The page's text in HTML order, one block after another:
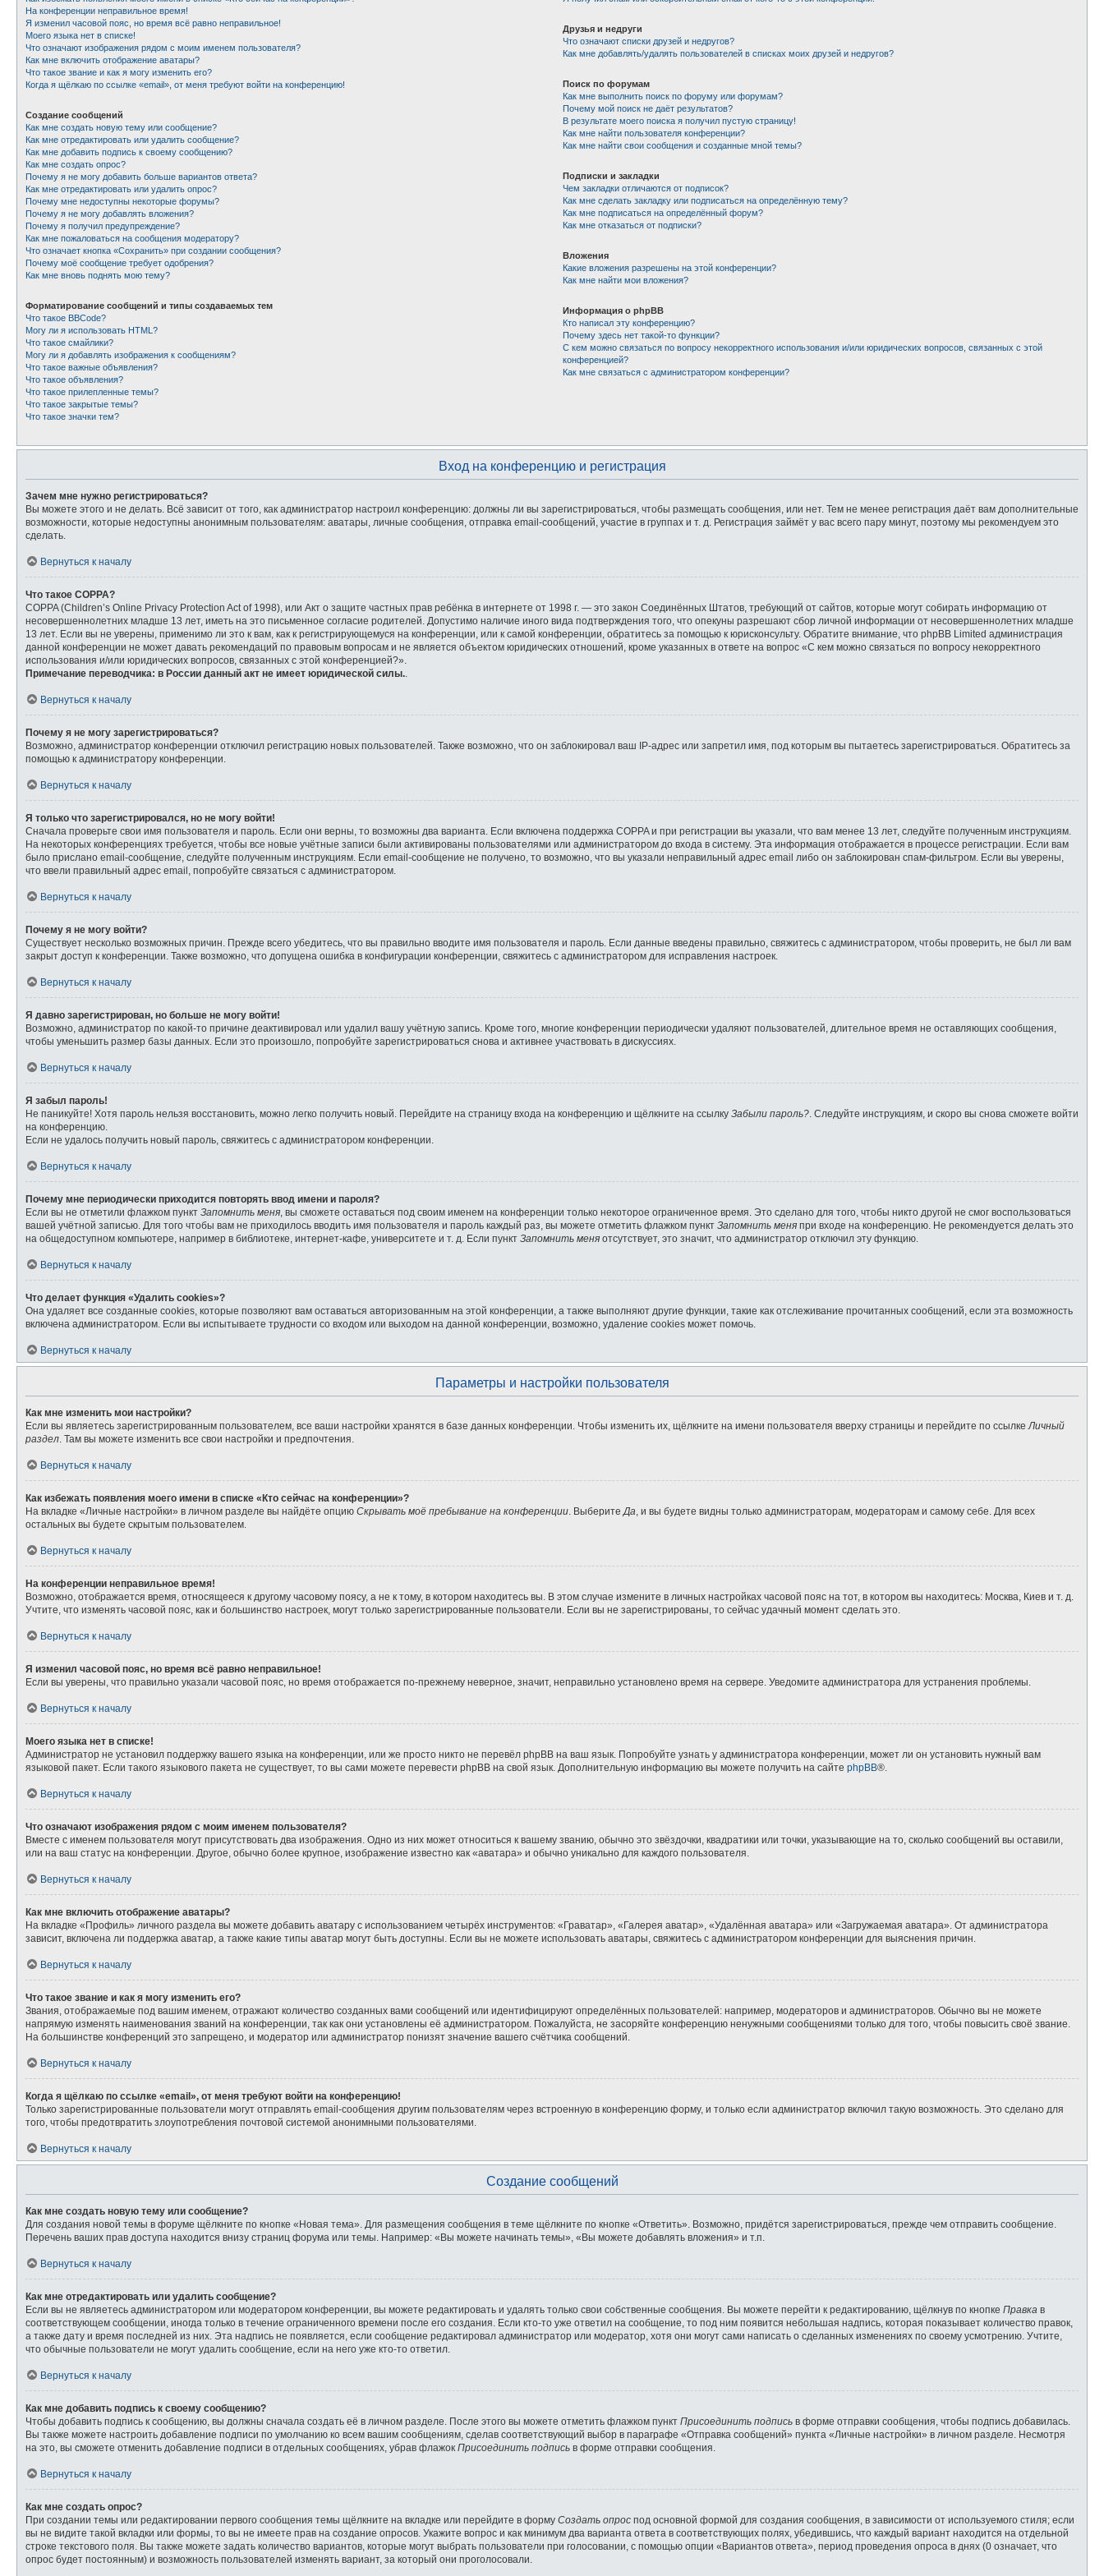
На конференции неправильное время!
Я изменил часовой пояс, но время всё равно неправильное!
Моего языка нет в списке!
Что означают изображения рядом с моим именем пользователя?
Как мне включить отображение аватары?
Что такое звание и как я могу изменить его?
Когда я щёлкаю по ссылке «email», от меня требуют войти на конференцию!
Создание сообщений
Как мне создать новую тему или сообщение?
Как мне отредактировать или удалить сообщение?
Как мне добавить подпись к своему сообщению?
Как мне создать опрос?
Почему я не могу добавить больше вариантов ответа?
Как мне отредактировать или удалить опрос?
Почему мне недоступны некоторые форумы?
Почему я не могу добавлять вложения?
Почему я получил предупреждение?
Как мне пожаловаться на сообщения модератору?
Что означает кнопка «Сохранить» при создании сообщения?
Почему моё сообщение требует одобрения?
Как мне вновь поднять мою тему?
Форматирование сообщений и типы создаваемых тем
Что такое BBCode?
Могу ли я использовать HTML?
Что такое смайлики?
Могу ли я добавлять изображения к сообщениям?
Что такое важные объявления?
Что такое объявления?
Что такое прилепленные темы?
Что такое закрытые темы?
Что такое значки тем?
Друзья и недруги
Что означают списки друзей и недругов?
Как мне добавлять/удалять пользователей в списках моих друзей и недругов?
Поиск по форумам
Как мне выполнить поиск по форуму или форумам?
Почему мой поиск не даёт результатов?
В результате моего поиска я получил пустую страницу!
Как мне найти пользователя конференции?
Как мне найти свои сообщения и созданные мной темы?
Подписки и закладки
Чем закладки отличаются от подписок?
Как мне сделать закладку или подписаться на определённую тему?
Как мне подписаться на определённый форум?
Как мне отказаться от подписки?
Вложения
Какие вложения разрешены на этой конференции?
Как мне найти мои вложения?
Информация о phpBB
Кто написал эту конференцию?
Почему здесь нет такой-то функции?
С кем можно связаться по вопросу некорректного использования и/или юридических вопросов, связанных с этой
конференцией?
Как мне связаться с администратором конференции?
Вход на конференцию и регистрация
Зачем мне нужно регистрироваться?
Вы можете этого и не делать. Всё зависит от того, как администратор настроил конференцию: должны ли вы зарегистрироваться, чтобы размещать сообщения, или нет. Тем не менее регистрация даёт вам дополнительные
возможности, которые недоступны анонимным пользователям: аватары, личные сообщения, отправка email-сообщений, участие в группах и т. д. Регистрация займёт у вас всего пару минут, поэтому мы рекомендуем это
сделать.
Вернуться к началу
Что такое COPPA?
COPPA (Children’s Online Privacy Protection Act of 1998), или Акт о защите частных прав ребёнка в интернете от 1998 г. — это закон Соединённых Штатов, требующий от сайтов, которые могут собирать информацию от
несовершеннолетних младше 13 лет, иметь на это письменное согласие родителей. Допустимо наличие иного вида подтверждения того, что опекуны разрешают сбор личной информации от несовершеннолетних младше
13 лет. Если вы не уверены, применимо ли это к вам, как к регистрирующемуся на конференции, или к самой конференции, обратитесь за помощью к юрисконсульту. Обратите внимание, что phpBB Limited администрация
данной конференции не может давать рекомендаций по правовым вопросам и не является объектом юридических отношений, кроме указанных в ответе на вопрос «С кем можно связаться по вопросу некорректного
использования и/или юридических вопросов, связанных с этой конференцией?».
Примечание переводчика: в России данный акт не имеет юридической силы..
Вернуться к началу
Почему я не могу зарегистрироваться?
Возможно, администратор конференции отключил регистрацию новых пользователей. Также возможно, что он заблокировал ваш IP-адрес или запретил имя, под которым вы пытаетесь зарегистрироваться. Обратитесь за
помощью к администратору конференции.
Вернуться к началу
Я только что зарегистрировался, но не могу войти!
Сначала проверьте свои имя пользователя и пароль. Если они верны, то возможны два варианта. Если включена поддержка COPPA и при регистрации вы указали, что вам менее 13 лет, следуйте полученным инструкциям.
На некоторых конференциях требуется, чтобы все новые учётные записи были активированы пользователями или администратором до входа в систему. Эта информация отображается в процессе регистрации. Если вам
было прислано email-сообщение, следуйте полученным инструкциям. Если email-сообщение не получено, то возможно, что вы указали неправильный адрес email либо он заблокирован спам-фильтром. Если вы уверены,
что ввели правильный адрес email, попробуйте связаться с администратором.
Вернуться к началу
Почему я не могу войти?
Существует несколько возможных причин. Прежде всего убедитесь, что вы правильно вводите имя пользователя и пароль. Если данные введены правильно, свяжитесь с администратором, чтобы проверить, не был ли вам
закрыт доступ к конференции. Также возможно, что допущена ошибка в конфигурации конференции, свяжитесь с администратором для исправления настроек.
Вернуться к началу
Я давно зарегистрирован, но больше не могу войти!
Возможно, администратор по какой-то причине деактивировал или удалил вашу учётную запись. Кроме того, многие конференции периодически удаляют пользователей, длительное время не оставляющих сообщения,
чтобы уменьшить размер базы данных. Если это произошло, попробуйте зарегистрироваться снова и активнее участвовать в дискуссиях.
Вернуться к началу
Я забыл пароль!
Не паникуйте! Хотя пароль нельзя восстановить, можно легко получить новый. Перейдите на страницу входа на конференцию и щёлкните на ссылку Забыли пароль?. Следуйте инструкциям, и скоро вы снова сможете войти
на конференцию.
Если не удалось получить новый пароль, свяжитесь с администратором конференции.
Вернуться к началу
Почему мне периодически приходится повторять ввод имени и пароля?
Если вы не отметили флажком пункт Запомнить меня, вы сможете оставаться под своим именем на конференции только некоторое ограниченное время. Это сделано для того, чтобы никто другой не смог воспользоваться
вашей учётной записью. Для того чтобы вам не приходилось вводить имя пользователя и пароль каждый раз, вы можете отметить флажком пункт Запомнить меня при входе на конференцию. Не рекомендуется делать это
на общедоступном компьютере, например в библиотеке, интернет-кафе, университете и т. д. Если пункт Запомнить меня отсутствует, это значит, что администратор отключил эту функцию.
Вернуться к началу
Что делает функция «Удалить cookies»?
Она удаляет все созданные cookies, которые позволяют вам оставаться авторизованным на этой конференции, а также выполняют другие функции, такие как отслеживание прочитанных сообщений, если эта возможность
включена администратором. Если вы испытываете трудности со входом или выходом на данной конференции, возможно, удаление cookies может помочь.
Вернуться к началу
Параметры и настройки пользователя
Как мне изменить мои настройки?
Если вы являетесь зарегистрированным пользователем, все ваши настройки хранятся в базе данных конференции. Чтобы изменить их, щёлкните на имени пользователя вверху страницы и перейдите по ссылкеЛичный
раздел. Там вы можете изменить все свои настройки и предпочтения.
Вернуться к началу
Как избежать появления моего имени в списке «Кто сейчас на конференции»?
На вкладке «Личные настройки» в личном разделе вы найдёте опцию Скрывать моё пребывание на конференции. ВыберитеДа, и вы будете видны только администраторам, модераторам и самому себе. Для всех
остальных вы будете скрытым пользователем.
Вернуться к началу
На конференции неправильное время!
Возможно, отображается время, относящееся к другому часовому поясу, а не к тому, в котором находитесь вы. В этом случае измените в личных настройках часовой пояс на тот, в котором вы находитесь: Москва, Киев и т. д.
Учтите, что изменять часовой пояс, как и большинство настроек, могут только зарегистрированные пользователи. Если вы не зарегистрированы, то сейчас удачный момент сделать это.
Вернуться к началу
Я изменил часовой пояс, но время всё равно неправильное!
Если вы уверены, что правильно указали часовой пояс, но время отображается по-прежнему неверное, значит, неправильно установлено время на сервере. Уведомите администратора для устранения проблемы.
Вернуться к началу
Моего языка нет в списке!
Администратор не установил поддержку вашего языка на конференции, или же просто никто не перевёл phpBB на ваш язык. Попробуйте узнать у администратора конференции, может ли он установить нужный вам
языковой пакет. Если такого языкового пакета не существует, то вы сами можете перевести phpBB на свой язык. Дополнительную информацию вы можете получить на сайте phpBB®.
Вернуться к началу
Что означают изображения рядом с моим именем пользователя?
Вместе с именем пользователя могут присутствовать два изображения. Одно из них может относиться к вашему званию, обычно это звёздочки, квадратики или точки, указывающие на то, сколько сообщений вы оставили,
или на ваш статус на конференции. Другое, обычно более крупное, изображение известно как «аватара» и обычно уникально для каждого пользователя.
Вернуться к началу
Как мне включить отображение аватары?
На вкладке «Профиль» личного раздела вы можете добавить аватару с использованием четырёх инструментов: «Граватар», «Галерея аватар», «Удалённая аватара» или «Загружаемая аватара». От администратора
зависит, включена ли поддержка аватар, а также какие типы аватар могут быть доступны. Если вы не можете использовать аватары, свяжитесь с администратором конференции для выяснения причин.
Вернуться к началу
Что такое звание и как я могу изменить его?
Звания, отображаемые под вашим именем, отражают количество созданных вами сообщений или идентифицируют определённых пользователей: например, модераторов и администраторов. Обычно вы не можете
напрямую изменять наименования званий на конференции, так как они установлены её администратором. Пожалуйста, не засоряйте конференцию ненужными сообщениями только для того, чтобы повысить своё звание.
На большинстве конференций это запрещено, и модератор или администратор понизят значение вашего счётчика сообщений.
Вернуться к началу
Когда я щёлкаю по ссылке «email», от меня требуют войти на конференцию!
Только зарегистрированные пользователи могут отправлять email-сообщения другим пользователям через встроенную в конференцию форму, и только если администратор включил такую возможность. Это сделано для
того, чтобы предотвратить злоупотребления почтовой системой анонимными пользователями.
Вернуться к началу
Создание сообщений
Как мне создать новую тему или сообщение?
Для создания новой темы в форуме щёлкните по кнопке «Новая тема». Для размещения сообщения в теме щёлкните по кнопке «Ответить». Возможно, придётся зарегистрироваться, прежде чем отправить сообщение.
Перечень ваших прав доступа находится внизу страниц форума или темы. Например: «Вы можете начинать темы», «Вы можете добавлять вложения» и т.п.
Вернуться к началу
Как мне отредактировать или удалить сообщение?
Если вы не являетесь администратором или модератором конференции, вы можете редактировать и удалять только свои собственные сообщения. Вы можете перейти к редактированию, щёлкнув по кнопке Правка в
соответствующем сообщении, иногда только в течение ограниченного времени после его создания. Если кто-то уже ответил на сообщение, то под ним появится небольшая надпись, которая показывает количество правок,
а также дату и время последней из них. Эта надпись не появляется, если сообщение редактировал администратор или модератор, хотя они могут сами написать о сделанных изменениях по своему усмотрению. Учтите,
что обычные пользователи не могут удалить сообщение, если на него уже кто-то ответил.
Вернуться к началу
Как мне добавить подпись к своему сообщению?
Чтобы добавить подпись к сообщению, вы должны сначала создать её в личном разделе. После этого вы можете отметить флажком пункт Присоединить подпись в форме отправки сообщения, чтобы подпись добавилась.
Вы также можете настроить добавление подписи по умолчанию ко всем вашим сообщениям, сделав соответствующий выбор в параграфе «Отправка сообщений» пункта «Личные настройки» в личном разделе. Несмотря
на это, вы сможете отменить добавление подписи в отдельных сообщениях, убрав флажок Присоединить подпись в форме отправки сообщения.
Вернуться к началу
Как мне создать опрос?
При создании темы или редактировании первого сообщения темы щёлкните на вкладке или перейдите в форму Создать опрос под основной формой для создания сообщения, в зависимости от используемого стиля; если
вы не видите такой вкладки или формы, то вы не имеете прав на создание опросов. Укажите вопрос и как минимум два варианта ответа в соответствующих полях, убедившись, что каждый вариант находится на отдельной
строке текстового поля. Вы также можете задать количество вариантов, которые могут выбрать пользователи при голосовании, с помощью опции «Вариантов ответа», период проведения опроса в днях (0 означает, что
опрос будет постоянным) и возможность пользователей изменять вариант, за который они проголосовали.